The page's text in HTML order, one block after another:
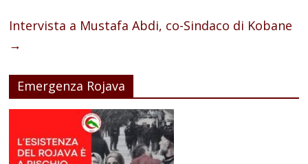
Intervista a Mustafa Abdi, co-Sindaco di Kobane
→
Emergenza Rojava